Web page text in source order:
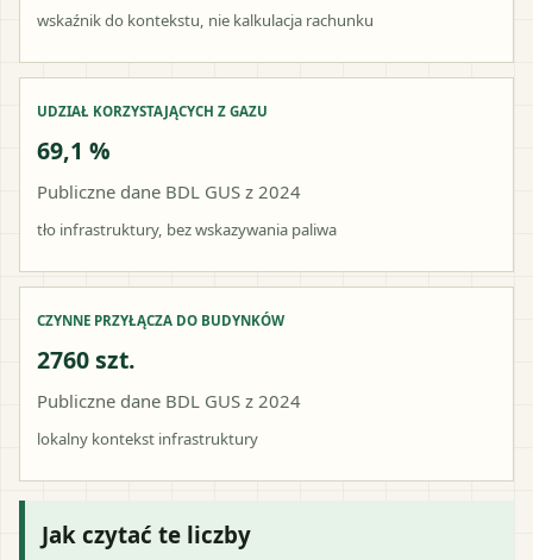
wskaźnik do kontekstu, nie kalkulacja rachunku
UDZIAŁ KORZYSTAJĄCYCH Z GAZU
69,1 %
Publiczne dane BDL GUS z 2024
tło infrastruktury, bez wskazywania paliwa
CZYNNE PRZYŁĄCZA DO BUDYNKÓW
2760 szt.
Publiczne dane BDL GUS z 2024
lokalny kontekst infrastruktury
Jak czytać te liczby